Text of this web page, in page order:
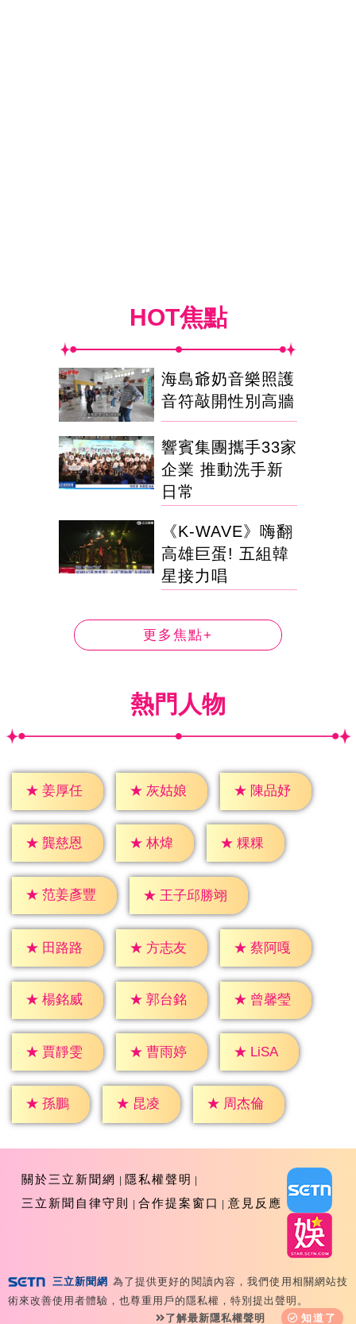
HOT焦點
海島爺奶音樂照護
音符敲開性別高牆
響賓集團攜手33家
企業 推動洗手新
日常
《K-WAVE》嗨翻
高雄巨蛋! 五組韓
星接力唱
更多焦點+
熱門人物
★ 姜厚任 ★ 灰姑娘 ★ 陳品妤
★ 龔慈恩 ★ 林煒 ★ 粿粿
★ 范姜彥豐 ★ 王子邱勝翊
★ 田路路 ★ 方志友 ★ 蔡阿嘎
★ 楊銘威 ★ 郭台銘 ★ 曾馨瑩
★ 賈靜雯 ★ 曹雨婷 ★ LiSA
★ 孫鵬 ★ 昆凌 ★ 周杰倫
關於三立新聞網
隱私權聲明
三立新聞自律守則
合作提案窗口 意見反應
Copyright ©2026 Sanlih E-Television All Rights
Reserved 版權所有 盜用必究 台北市內湖區舊宗路一段159
三立新聞網 為了提供更好的閱讀內容，我們使用相關網站技
術來改善使用者體驗，也尊重用戶的隱私權，特別提出聲明。
了解最新隱私權聲明
知道了